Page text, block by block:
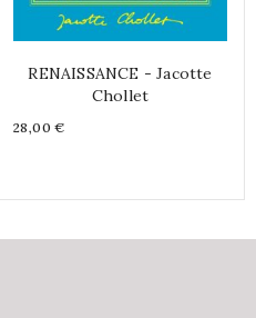
RENAISSANCE - Jacotte
Chollet
Price
28,00 €